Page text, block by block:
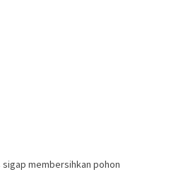
sigap membersihkan pohon